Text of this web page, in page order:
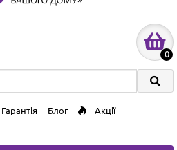
0
Гарантія Блог
Акції